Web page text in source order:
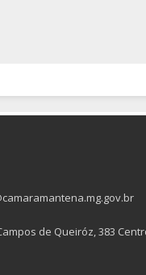
de Queiróz, 383